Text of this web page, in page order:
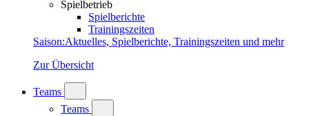
Spielbetrieb
Spielberichte
Trainingszeiten
Saison:Aktuelles, Spielberichte, Trainingszeiten und mehr
Zur Übersicht
Teams
Teams